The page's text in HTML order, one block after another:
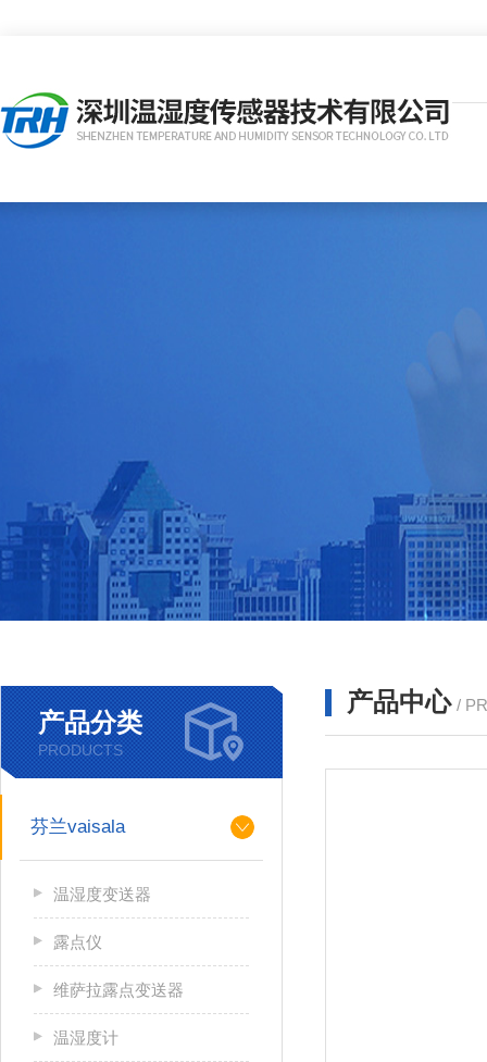
产品分类
PRODUCTS
芬兰vaisala
温湿度变送器
露点仪
维萨拉露点变送器
温湿度计
产品中心 /